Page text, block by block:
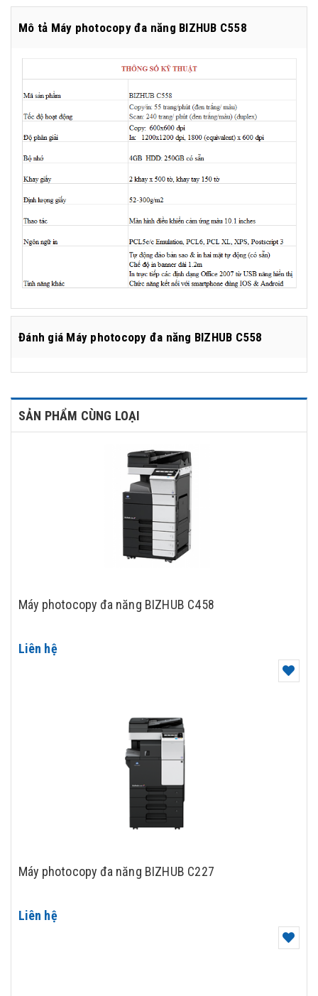
Mô tả Máy photocopy đa năng BIZHUB C558
Đánh giá Máy photocopy đa năng BIZHUB C558
SẢN PHẨM CÙNG LOẠI
Máy photocopy đa năng BIZHUB C458
Liên hệ
Máy photocopy đa năng BIZHUB C227
Liên hệ